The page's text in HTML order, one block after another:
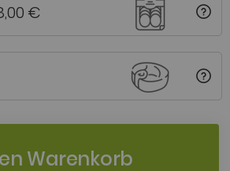
€
Warenkorb